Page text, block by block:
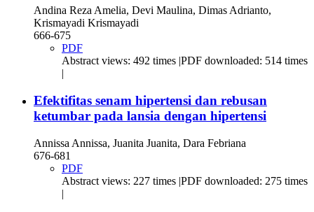
Andina Reza Amelia, Devi Maulina, Dimas Adrianto,
Krismayadi Krismayadi
666-675
PDF
Abstract views: 492 times |PDF downloaded: 514 times
Efektifitas senam hipertensi dan rebusan
ketumbar pada lansia dengan hipertensi
Annissa Annissa, Juanita Juanita, Dara Febriana
676-681
PDF
Abstract views: 227 times |PDF downloaded: 275 times
|